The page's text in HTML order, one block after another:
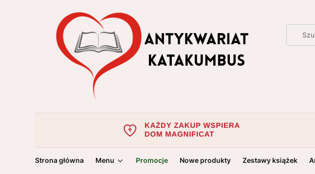
Strona główna Menu Promocje Nowe produkty Zestawy książek